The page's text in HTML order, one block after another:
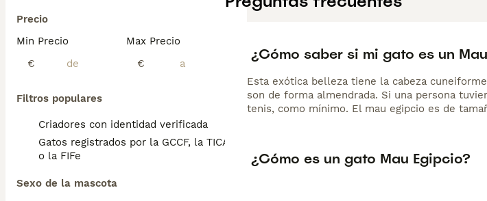
Precio
Min Precio
€
Max Precio
€
Filtros populares
Criadores con identidad verificada
Gatos registrados por la GCCF, la TICA
o la FIFe
Sexo de la mascota
¿Cómo saber si mi gato es un
Esta exótica belleza tiene la cabeza
son de forma almendrada. Si una persona
tenis, como mínimo. El mau egipcio es de
¿Cómo es un gato Mau Egipcio?